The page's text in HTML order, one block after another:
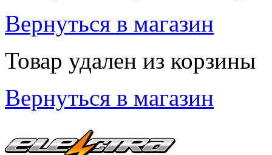
Вернуться в магазин
Товар удален из корзины
Вернуться в магазин